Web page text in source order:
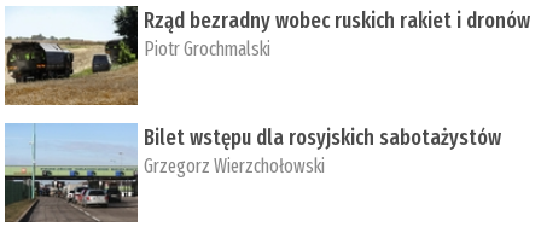
Rząd bezradny wobec ruskich rakiet i dronów
Piotr Grochmalski
Bilet wstępu dla rosyjskich sabotażystów
Grzegorz Wierzchołowski